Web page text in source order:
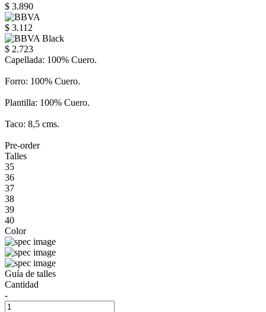
$ 3.890
$ 3.112
$ 2.723
Capellada: 100% Cuero.
Forro: 100% Cuero.
Plantilla: 100% Cuero.
Taco: 8,5 cms.
Pre-order
Talles
35
36
37
38
39
40
Color
Guía de talles
Cantidad
-